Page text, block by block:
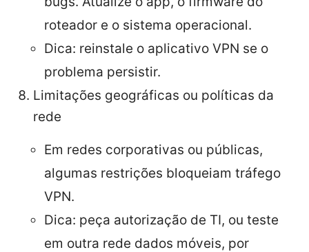
roteador e o sistema operacional.
Dica: reinstale o aplicativo VPN se o
problema persistir.
Limitações geográficas ou políticas da
rede
Em redes corporativas ou públicas,
algumas restrições bloqueiam tráfego
VPN.
Dica: peça autorização de TI, ou teste
em outra rede dados móveis, por